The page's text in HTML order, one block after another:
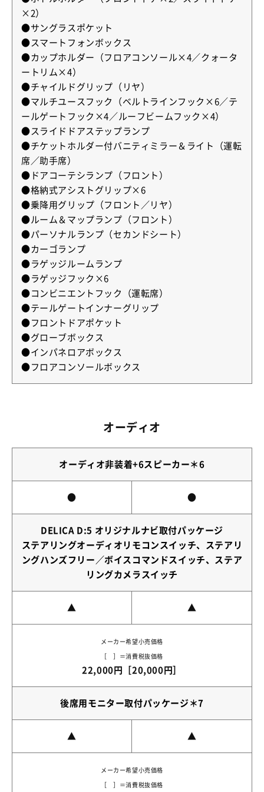
×2）
●サングラスポケット
●スマートフォンボックス
●カップホルダー（フロアコンソール×4／クォータ
ートリム×4）
●チャイルドグリップ（リヤ）
●マルチユースフック（ベルトラインフック×6／テ
ールゲートフック×4／ルーフビームフック×4）
●スライドドアステップランプ
●チケットホルダー付バニティミラー＆ライト（運転
席／助手席）
●ドアコーテシランプ（フロント）
●格納式アシストグリップ×6
●乗降用グリップ（フロント／リヤ）
●ルーム＆マップランプ（フロント）
●パーソナルランプ（セカンドシート）
●カーゴランプ
●ラゲッジルームランプ
●ラゲッジフック×6
●コンビニエントフック（運転席）
●テールゲートインナーグリップ
●フロントドアポケット
●グローブボックス
●インパネロアボックス
●フロアコンソールボックス
オーディオ
オーディオ非装着+6スピーカー＊6
● ●
DELICA D:5 オリジナルナビ取付パッケージ
ステアリングオーディオリモコンスイッチ、ステアリ
ングハンズフリー／ボイスコマンドスイッチ、ステア
リングカメラスイッチ
▲ ▲
メーカー希望小売価格
［ ］＝消費税抜価格
22,000円［20,000円］
後席用モニター取付パッケージ＊7
▲ ▲
メーカー希望小売価格
［ ］＝消費税抜価格